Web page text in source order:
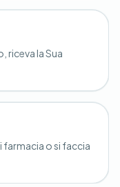
riceva la Sua
farmacia o si faccia